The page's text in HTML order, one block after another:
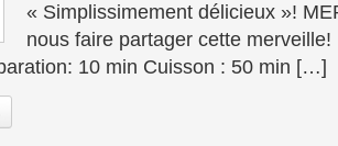
« Simplissimement délicieux »!
nous faire partager cette
10 min Cuisson : 50 min […]